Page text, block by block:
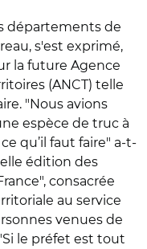
départements de
s'est exprimé,
la future Agence
(ANCT) telle
"Nous avions
espèce de truc à
qu’il faut faire" a-t-
édition des
consacrée
au service
venues de
le préfet est tout